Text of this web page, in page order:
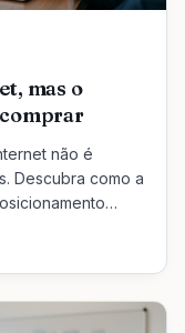
mas o
não é
Descubra como a